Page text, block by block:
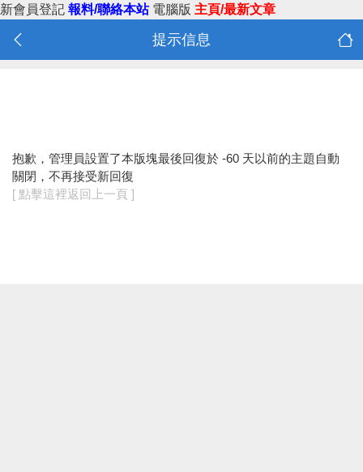
新會員登記 報料/聯絡本站 電腦版 主頁/最新文章
提示信息
抱歉，管理員設置了本版塊最後回復於 -60 天以前的主題自動
關閉，不再接受新回復
[ 點擊這裡返回上一頁 ]